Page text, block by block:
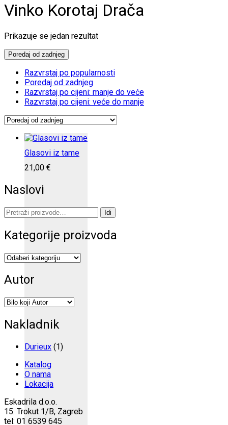
Vinko Korotaj Drača
Prikazuje se jedan rezultat
Poredaj od zadnjeg
Razvrstaj po popularnosti
Poredaj od zadnjeg
Razvrstaj po cijeni: manje do veće
Razvrstaj po cijeni: veće do manje
Glasovi iz tame
21,00 €
Naslovi
Pretraži: Idi
Kategorije proizvoda
Autor
Nakladnik
Durieux (1)
Katalog
O nama
Lokacija
Eskadrila d.o.o.
15. Trokut 1/B, Zagreb
tel: 01 6539 645